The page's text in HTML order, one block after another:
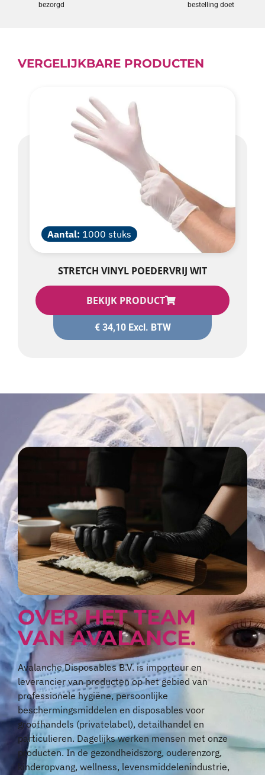
bezorgd
bestelling doet
VERGELIJKBARE PRODUCTEN
Aantal: 1000 stuks
STRETCH VINYL POEDERVRIJ WIT
BEKIJK PRODUCT
€34,10Excl. BTW
OVER HET TEAM
VAN AVALANCE.
Avalanche Disposables B.V. is importeur en
leverancier van producten op het gebied van
professionele hygiëne, persoonlijke
beschermingsmiddelen en disposables voor
groothandels (privatelabel), detailhandel en
particulieren. Dagelijks werken mensen met onze
producten. In de gezondheidszorg, ouderenzorg,
kinderopvang, wellness, levensmiddelenindustrie,